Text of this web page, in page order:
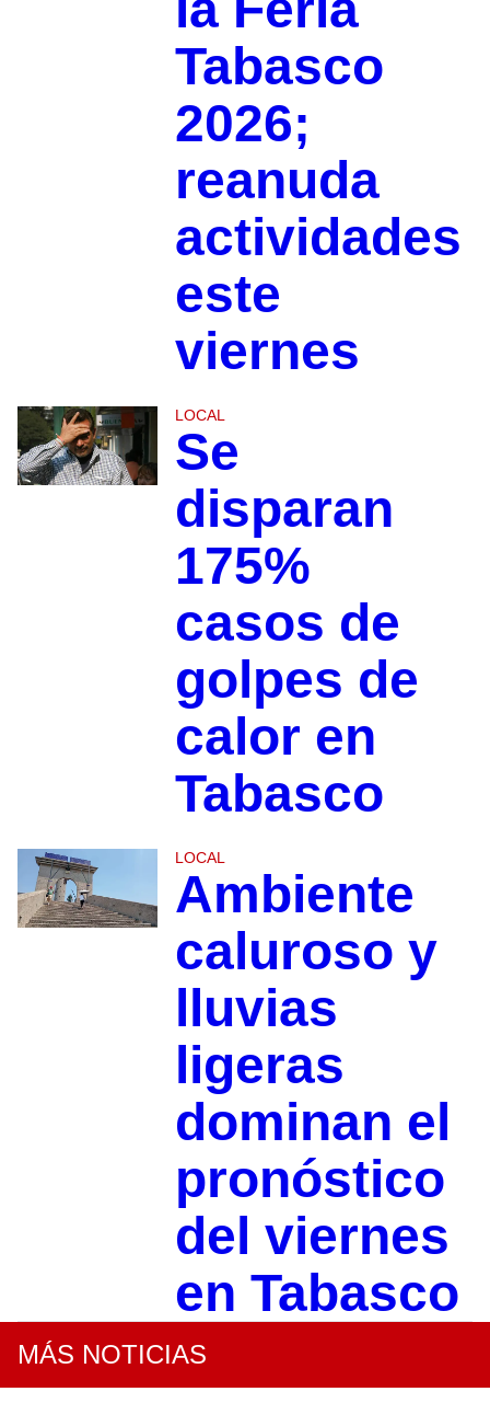
Tabasco
2026;
reanuda
actividades
este
viernes
LOCAL
Se
disparan
175%
casos de
golpes de
calor en
Tabasco
LOCAL
Ambiente
caluroso y
lluvias
ligeras
dominan el
pronóstico
del viernes
en Tabasco
MÁS NOTICIAS